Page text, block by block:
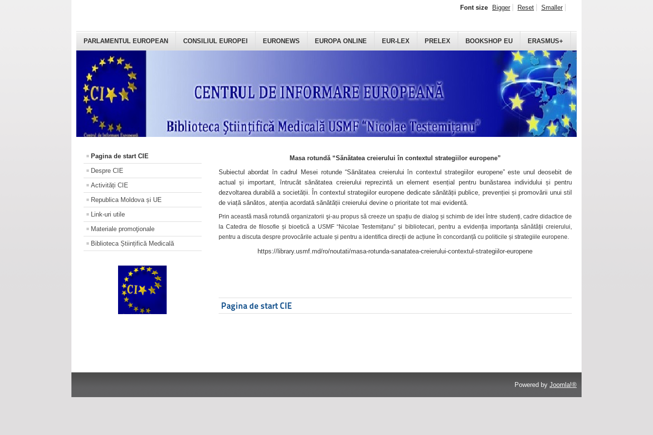
PARLAMENTUL EUROPEAN CONSILIUL EUROPEI EURONEWS EUROPA ONLINE EUR-LEX PRELEX BOOKSHOP EU ERASMUS+
Font size Bigger Reset Smaller
Pagina de start CIE
Despre CIE
Activități CIE
Republica Moldova și UE
Link-uri utile
Materiale promoţionale
Biblioteca Științifică Medicală
Masa rotundă “Sănătatea creierului în contextul strategiilor europene”
Subiectul abordat în cadrul Mesei rotunde “Sănătatea creierului în contextul strategiilor europene” este unul deosebit de
actual și important, întrucât sănătatea creierului reprezintă un element esențial pentru bunăstarea individului și pentru
dezvoltarea durabilă a societății. În contextul strategiilor europene dedicate sănătății publice, prevenției și promovării unui stil
de viață sănătos, atenția acordată sănătății creierului devine o prioritate tot mai evidentă.
Prin această masă rotundă organizatorii şi-au propus să creeze un spațiu de dialog și schimb de idei între studenți, cadre didactice de
la Catedra de filosofie și bioetică a USMF “Nicolae Testemițanu” și bibliotecari, pentru a evidenția importanța sănătății creierului,
pentru a discuta despre provocările actuale și pentru a identifica direcții de acțiune în concordanță cu politicile și strategiile europene.
https://library.usmf.md/ro/noutati/masa-rotunda-sanatatea-creierului-contextul-strategiilor-europene
Pagina de start CIE
Powered by Joomla!®